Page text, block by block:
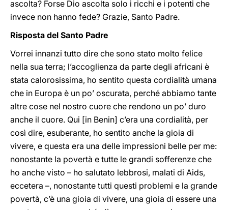
ascolta? Forse Dio ascolta solo i ricchi e i potenti che
invece non hanno fede? Grazie, Santo Padre.
Risposta del Santo Padre
Vorrei innanzi tutto dire che sono stato molto felice
nella sua terra; l’accoglienza da parte degli africani è
stata calorosissima, ho sentito questa cordialità umana
che in Europa è un po’ oscurata, perché abbiamo tante
altre cose nel nostro cuore che rendono un po’ duro
anche il cuore. Qui [in Benin] c’era una cordialità, per
così dire, esuberante, ho sentito anche la gioia di
vivere, e questa era una delle impressioni belle per me:
nonostante la povertà e tutte le grandi sofferenze che
ho anche visto – ho salutato lebbrosi, malati di Aids,
eccetera –, nonostante tutti questi problemi e la grande
povertà, c’è una gioia di vivere, una gioia di essere una